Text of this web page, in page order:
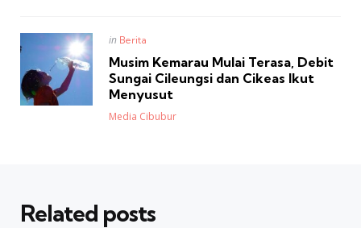
Posted
in Berita
Musim Kemarau Mulai Terasa, Debit
Sungai Cileungsi dan Cikeas Ikut
Menyusut
Posted
Media Cibubur
Related posts